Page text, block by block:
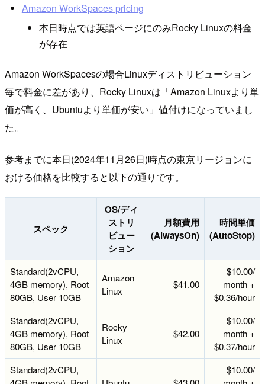
Amazon WorkSpaces pricing
本日時点では英語ページにのみRocky Linuxの料金
が存在
Amazon WorkSpacesの場合Linuxディストリビューション
毎で料金に差があり、Rocky Linuxは「Amazon Linuxより単
価が高く、Ubuntuより単価が安い」値付けになっていまし
た。
参考までに本日(2024年11月26日)時点の東京リージョンに
おける価格を比較すると以下の通りです。
スペック
OS/ディ
ストリ
ビュー
ション
月額費用
(AlwaysOn)
時間単価
(AutoStop)
Standard(2vCPU,
4GB memory), Root
80GB, User 10GB
Amazon
Linux
$41.00
$10.00/
month +
$0.36/hour
Standard(2vCPU,
4GB memory), Root
80GB, User 10GB
Rocky
Linux
$42.00
$10.00/
month +
$0.37/hour
Standard(2vCPU,
$10.00/